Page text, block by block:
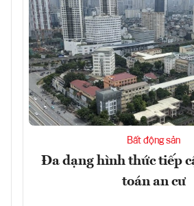
Bất động sản
Đa dạng hình thức tiếp
toán an cư